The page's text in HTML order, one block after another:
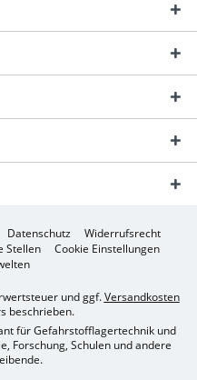
Datenschutz
Widerrufsrecht
Stellen
Cookie Einstellungen
und ggf.Versandkosten
beschrieben.
für Gefahrstofflagertechnik und
Forschung, Schulen und andere